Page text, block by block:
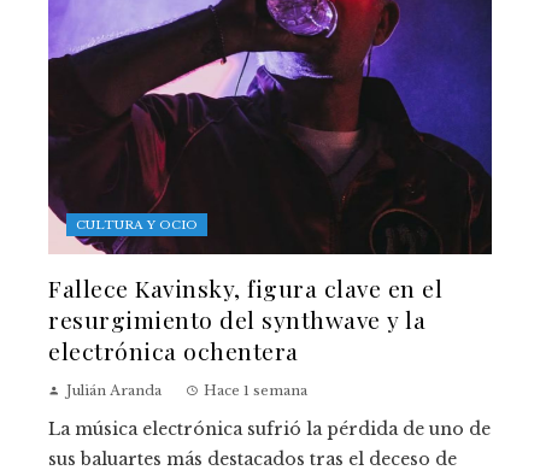
CULTURA Y OCIO
Fallece Kavinsky, figura clave en el
resurgimiento del synthwave y la
electrónica ochentera
Julián Aranda Hace 1 semana
La música electrónica sufrió la pérdida de uno de
sus baluartes más destacados tras el deceso de